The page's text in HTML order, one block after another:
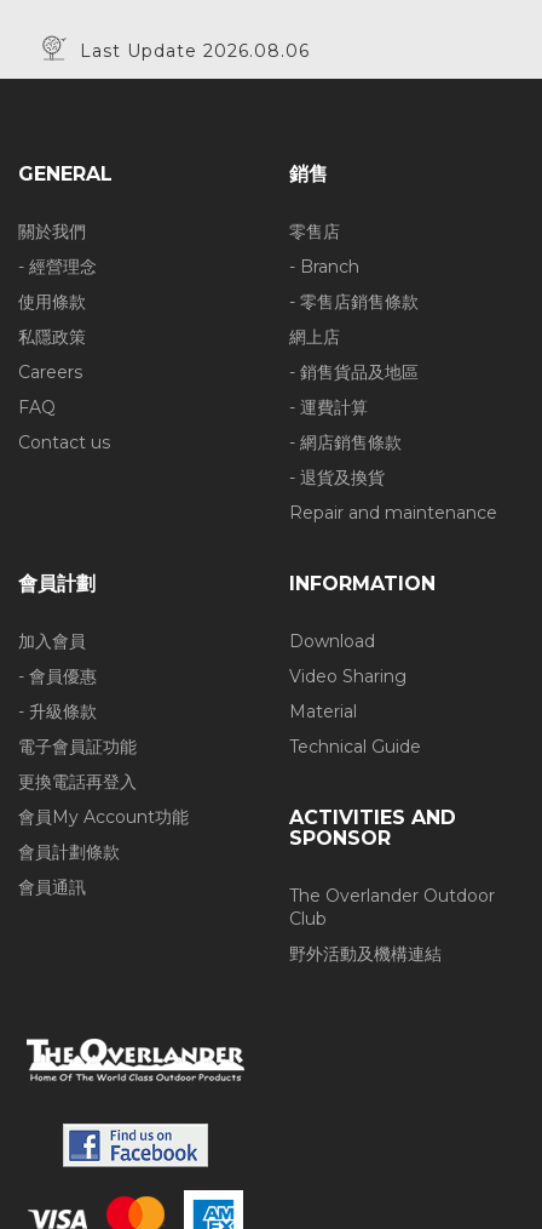
Last Update 2026.08.06
GENERAL
關於我們
- 經營理念
使用條款
私隱政策
Careers
FAQ
Contact us
銷售
零售店
- Branch
- 零售店銷售條款
網上店
- 銷售貨品及地區
- 運費計算
- 網店銷售條款
- 退貨及換貨
Repair and maintenance
會員計劃
加入會員
- 會員優惠
- 升級條款
電子會員証功能
更換電話再登入
會員My Account功能
會員計劃條款
會員通訊
INFORMATION
Download
Video Sharing
Material
Technical Guide
ACTIVITIES AND
SPONSOR
The Overlander Outdoor
Club
野外活動及機構連結